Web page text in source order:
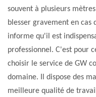
souvent à plusieurs
blesser gravement en cas
informe qu'il est
professionnel. C'est pour
choisir le service de GW
domaine. Il dispose des
meilleure qualité de